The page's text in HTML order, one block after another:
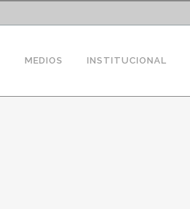
MEDIOS INSTITUCIONAL